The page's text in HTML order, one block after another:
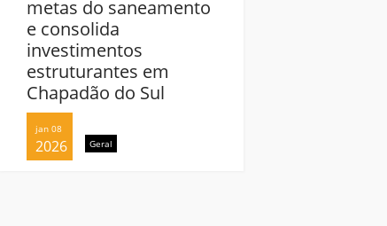
metas do saneamento
e consolida
investimentos
estruturantes em
Chapadão do Sul
jan 08
2026 Geral